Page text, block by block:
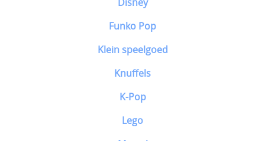
Funko Pop
Klein speelgoed
Knuffels
K-Pop
Lego